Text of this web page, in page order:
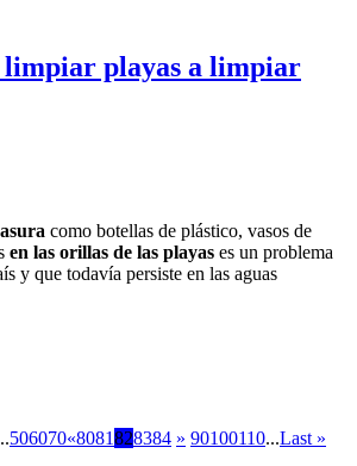
playas a limpiar
como botellas de plástico, vasos de
en las orillas de las playas es un problema
y que todavía persiste en las aguas
506070«8081828384 » 90100110...Last »